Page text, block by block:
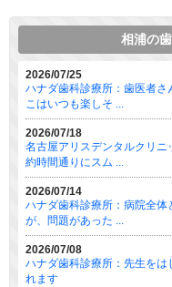
相浦の
2026/07/25
ハナダ歯科診療所：歯医者さ
こはいつも楽しそ ...
2026/07/18
名古屋アリスデンタルクリ
約時間通りにスム ...
2026/07/14
ハナダ歯科診療所：病院全
が、問題があった ...
2026/07/08
ハナダ歯科診療所：先生をは
れます